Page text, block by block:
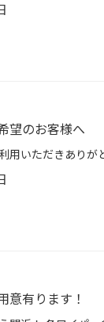
望のお客様へ
意有ります！